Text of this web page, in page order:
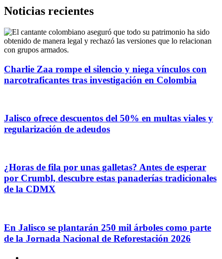
Noticias recientes
Charlie Zaa rompe el silencio y niega vínculos con
narcotraficantes tras investigación en Colombia
Jalisco ofrece descuentos del 50% en multas viales y
regularización de adeudos
¿Horas de fila por unas galletas? Antes de esperar
por Crumbl, descubre estas panaderías tradicionales
de la CDMX
En Jalisco se plantarán 250 mil árboles como parte
de la Jornada Nacional de Reforestación 2026